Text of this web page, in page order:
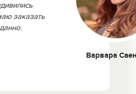
заказать
Варвара